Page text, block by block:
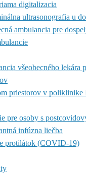
digitalizacia
ultrasonografia u
ambulancia pre
všeobecného lekára
priestorov v
pre osoby s
infúzna liečba
protilátok (COVID-19)